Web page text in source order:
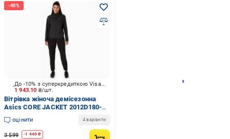
1 943.10 ₴/шт.
До -10% з суперкредиткою Visa Вигода
Вітрівка жіноча демісезонна
Asics CORE JACKET 2012D180-
001 р.M black
оцінити 4 варіанти
3 599 -1 440 ₴